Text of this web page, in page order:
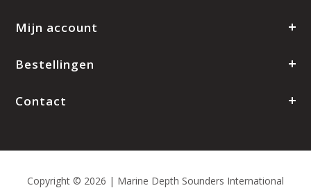
Mijn account
Bestellingen
Contact
Copyright © 2026 | Marine Depth Sounders International